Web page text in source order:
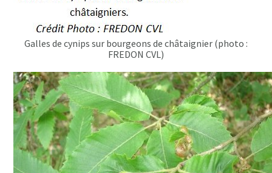
Galles de cynips sur bourgeons de châtaignier (photo :
FREDON CVL)